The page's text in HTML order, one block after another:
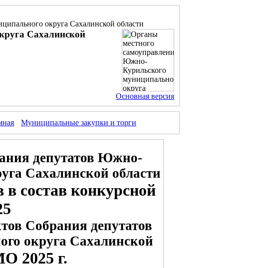
округа Сахалинской области
Сахалинской
Основная версия
Муниципальные закупки и торги
депутатов Южно-
Сахалинской области
в состав конкурсной
Собрания депутатов
округа Сахалинской
2025 г.